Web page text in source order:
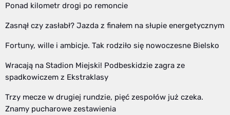
Ponad kilometr drogi po remoncie
Zasnął czy zasłabł? Jazda z finałem na słupie energetycznym
Fortuny, wille i ambicje. Tak rodziło się nowoczesne Bielsko
Wracają na Stadion Miejski! Podbeskidzie zagra ze
spadkowiczem z Ekstraklasy
Trzy mecze w drugiej rundzie, pięć zespołów już czeka.
Znamy pucharowe zestawienia